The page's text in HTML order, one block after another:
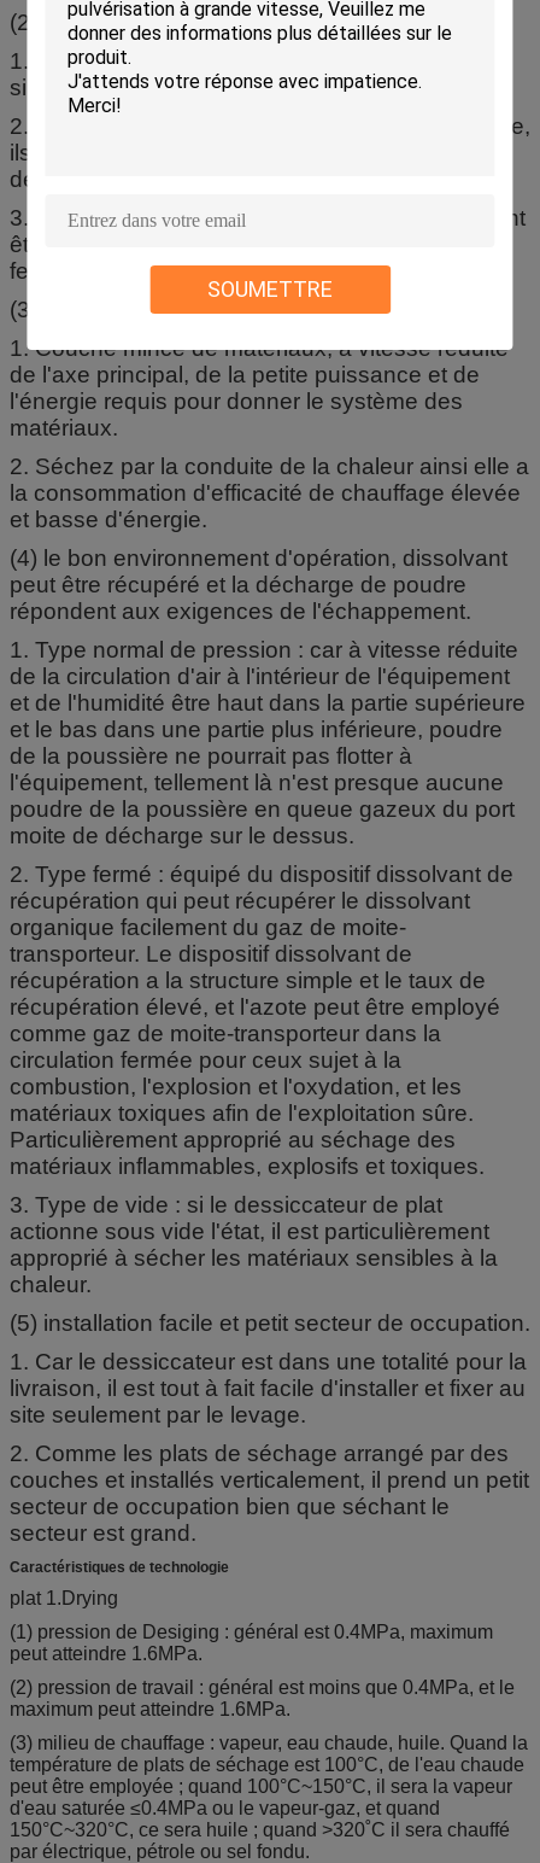
SOUMETTRE
(2) opération facile et simple
1. L'arrêt de début du dessiccateur est tout à fait
simple
2. Après que l'alimentation de matériel soit arrêtée,
ils peuvent être facilement déchargés hors du
dessiccateur par des herses.
3. Le nettoyage et l'observation soigneux peuvent
être portés à l'intérieur de l'équipement par la
fenêtre de visionnement à grande échelle.
(3) consommation basse d'énergie
1. Couche mince de matériaux, à vitesse réduite
de l'axe principal, de la petite puissance et de
l'énergie requis pour donner le système des
matériaux.
2. Séchez par la conduite de la chaleur ainsi elle a
la consommation d'efficacité de chauffage élevée
et basse d'énergie.
(4) le bon environnement d'opération, dissolvant
peut être récupéré et la décharge de poudre
répondent aux exigences de l'échappement.
1. Type normal de pression : car à vitesse réduite
de la circulation d'air à l'intérieur de l'équipement
et de l'humidité être haut dans la partie supérieure
et le bas dans une partie plus inférieure, poudre
de la poussière ne pourrait pas flotter à
l'équipement, tellement là n'est presque aucune
poudre de la poussière en queue gazeux du port
moite de décharge sur le dessus.
2. Type fermé : équipé du dispositif dissolvant de
récupération qui peut récupérer le dissolvant
organique facilement du gaz de moite-
transporteur. Le dispositif dissolvant de
récupération a la structure simple et le taux de
récupération élevé, et l'azote peut être employé
comme gaz de moite-transporteur dans la
circulation fermée pour ceux sujet à la
combustion, l'explosion et l'oxydation, et les
matériaux toxiques afin de l'exploitation sûre.
Particulièrement approprié au séchage des
matériaux inflammables, explosifs et toxiques.
3. Type de vide : si le dessiccateur de plat
actionne sous vide l'état, il est particulièrement
approprié à sécher les matériaux sensibles à la
chaleur.
(5) installation facile et petit secteur de occupation.
1. Car le dessiccateur est dans une totalité pour la
livraison, il est tout à fait facile d'installer et fixer au
site seulement par le levage.
2. Comme les plats de séchage arrangé par des
couches et installés verticalement, il prend un petit
secteur de occupation bien que séchant le
secteur est grand.
Caractéristiques de technologie
plat 1.Drying
(1) pression de Desiging : général est 0.4MPa, maximum
peut atteindre 1.6MPa.
(2) pression de travail : général est moins que 0.4MPa, et le
maximum peut atteindre 1.6MPa.
(3) milieu de chauffage : vapeur, eau chaude, huile. Quand la
température de plats de séchage est 100°C, de l'eau chaude
peut être employée ; quand 100°C~150°C, il sera la vapeur
d'eau saturée ≤0.4MPa ou le vapeur-gaz, et quand
150°C~320°C, ce sera huile ; quand >320˚C il sera chauffé
par électrique, pétrole ou sel fondu.